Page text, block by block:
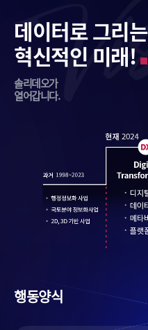
데이터로 그리는
혁신적인 미래!
솔리데오가
열어갑니다.
행동양식